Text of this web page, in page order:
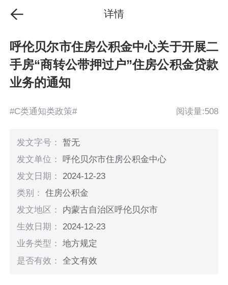
详情
呼伦贝尔市住房公积金中心关于开展二
手房“商转公带押过户”住房公积金贷款
业务的通知
#C类通知类政策# 阅读量:508
发文字号：暂无
发文单位： 呼伦贝尔市住房公积金中心
发文日期： 2024-12-23
类别：住房公积金
发文地区： 内蒙古自治区呼伦贝尔市
生效日期： 2024-12-23
业务类型：地方规定
是否有效：全文有效